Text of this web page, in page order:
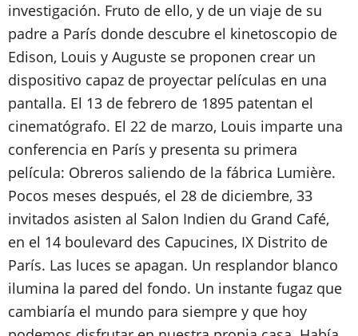
investigación. Fruto de ello, y de un viaje de su
padre a París donde descubre el kinetoscopio de
Edison, Louis y Auguste se proponen crear un
dispositivo capaz de proyectar películas en una
pantalla. El 13 de febrero de 1895 patentan el
cinematógrafo. El 22 de marzo, Louis imparte una
conferencia en París y presenta su primera
película: Obreros saliendo de la fábrica Lumière.
Pocos meses después, el 28 de diciembre, 33
invitados asisten al Salon Indien du Grand Café,
en el 14 boulevard des Capucines, IX Distrito de
París. Las luces se apagan. Un resplandor blanco
ilumina la pared del fondo. Un instante fugaz que
cambiaría el mundo para siempre y que hoy